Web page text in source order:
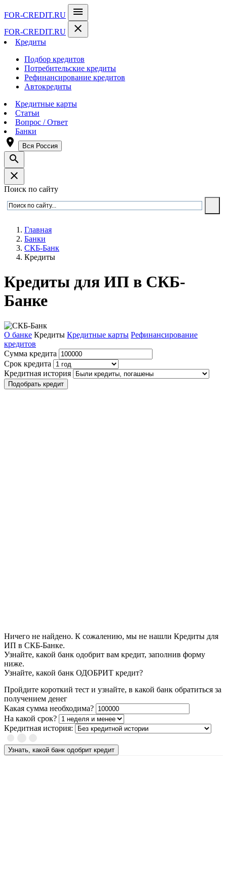
FOR-CREDIT.RU menu
FOR-CREDIT.RU close
Кредиты
Подбор кредитов
Потребительские кредиты
Рефинансирование кредитов
Автокредиты
Кредитные карты
Статьи
Вопрос / Ответ
Банки
room Вся Россия
search
close
Поиск по сайту
Главная
Банки
СКБ-Банк
Кредиты
Кредиты для ИП в СКБ-
Банке
О банке Кредиты Кредитные карты Рефинансирование
кредитов
Сумма кредита
Срок кредита
Кредитная история
Подобрать кредит
Ничего не найдено. К сожалению, мы не нашли Кредиты для
ИП в СКБ-Банке.
Узнайте, какой банк одобрит вам кредит, заполнив форму
ниже.
Узнайте, какой банк ОДОБРИТ кредит?
Пройдите короткий тест и узнайте, в какой банк обратиться за
получением денег
Какая сумма необходима?
На какой срок?
Кредитная история:
Узнать, какой банк одобрит кредит